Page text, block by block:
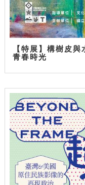
【特展】構樹皮
青春時光